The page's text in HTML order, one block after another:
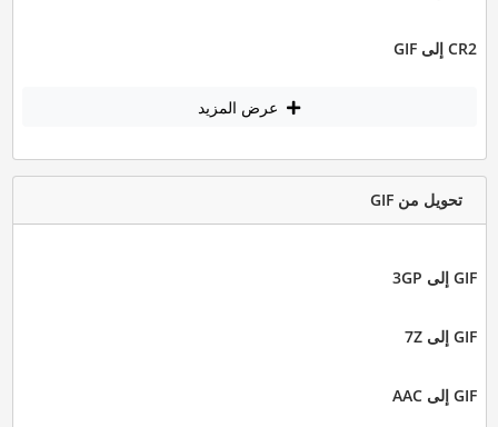
CR2 إلى GIF
عرض المزيد
تحويل من GIF
GIF إلى 3GP
GIF إلى 7Z
GIF إلى AAC